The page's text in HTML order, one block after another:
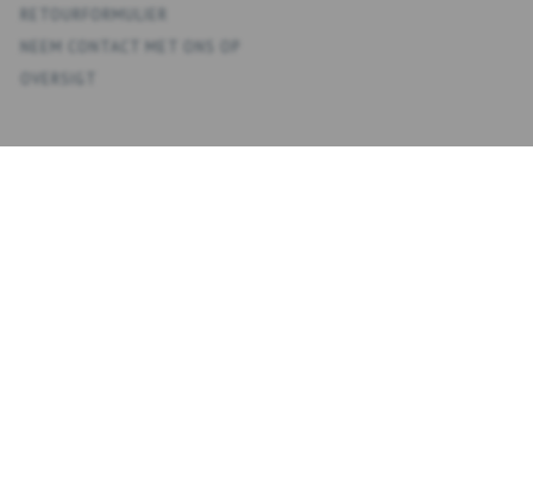
RETOURFORMULIER
NEEM CONTACT MET ONS OP